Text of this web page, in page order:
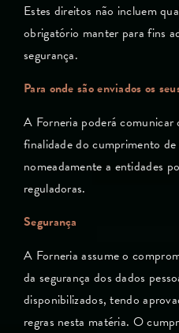
Estes direitos não incluem
obrigatório manter para fins
segurança.
Para onde são enviados os
A Forneria poderá comunicar
finalidade do cumprimento de
nomeadamente a entidades
reguladoras.
Segurança
A Forneria assume o
da segurança dos dados
disponibilizados, tendo
regras nesta matéria. O